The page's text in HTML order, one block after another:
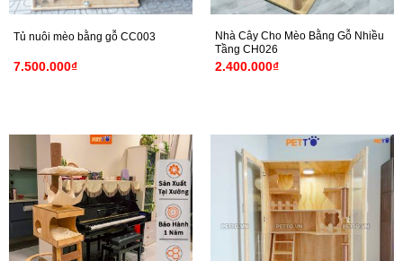
Tủ nuôi mèo bằng gỗ CC003
7.500.000₫
Nhà Cây Cho Mèo Bằng Gỗ Nhiều
Tầng CH026
2.400.000₫